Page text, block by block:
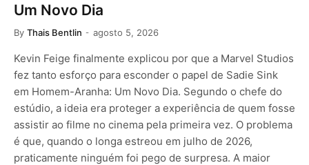
Um Novo Dia
By Thais Bentlin agosto 5, 2026
Kevin Feige finalmente explicou por que a Marvel Studios
fez tanto esforço para esconder o papel de Sadie Sink
em Homem-Aranha: Um Novo Dia. Segundo o chefe do
estúdio, a ideia era proteger a experiência de quem fosse
assistir ao filme no cinema pela primeira vez. O problema
é que, quando o longa estreou em julho de 2026,
praticamente ninguém foi pego de surpresa. A maior